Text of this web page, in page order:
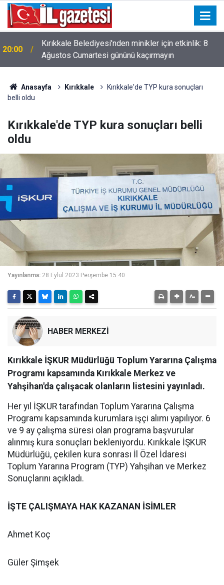
20:00
Kırıkkale Belediyesi'nden minikler için etkinlik: 8
Ağustos Cumartesi gününü kaçırmayın
Anasayfa Kırıkkale
Kırıkkale'de TYP kura sonuçları
belli oldu
Kırıkkale'de TYP kura sonuçları belli
oldu
Yayınlanma: 28 Eylül 2023 Perşembe 15:40
HABER MERKEZİ
Kırıkkale İŞKUR Müdürlüğü Toplum Yararına Çalışma
Programı kapsamında Kırıkkale Merkez ve
Yahşihan'da çalışacak olanların listesini yayınladı.
Her yıl İŞKUR tarafından Toplum Yararına Çalışma
Programı kapsamında kurumlara işçi alımı yapılıyor. 6
ve 9 ay çalışma süresi olan programa başvurular
alınmış kura sonuçları bekleniyordu. Kırıkkale İŞKUR
Müdürlüğü, çekilen kura sonrası İl Özel İdaresi
Toplum Yararına Program (TYP) Yahşihan ve Merkez
Sonuçlarını açıkladı.
İŞTE ÇALIŞMAYA HAK KAZANAN İSİMLER
Ahmet Koç
Güler Şimşek